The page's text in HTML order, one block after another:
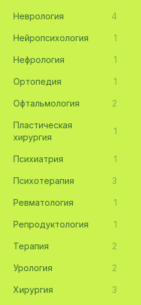
Неврология 4
Нейропсихология 1
Нефрология 1
Ортопедия 1
Офтальмология 2
Пластическая
хирургия
1
Психиатрия 1
Психотерапия 3
Ревматология 1
Репродуктология 1
Терапия 2
Урология 2
Хирургия 3